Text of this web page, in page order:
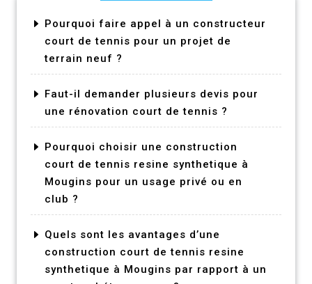
Pourquoi faire appel à un constructeur
court de tennis pour un projet de
terrain neuf ?
Faut-il demander plusieurs devis pour
une rénovation court de tennis ?
Pourquoi choisir une construction
court de tennis resine synthetique à
Mougins pour un usage privé ou en
club ?
Quels sont les avantages d’une
construction court de tennis resine
synthetique à Mougins par rapport à un